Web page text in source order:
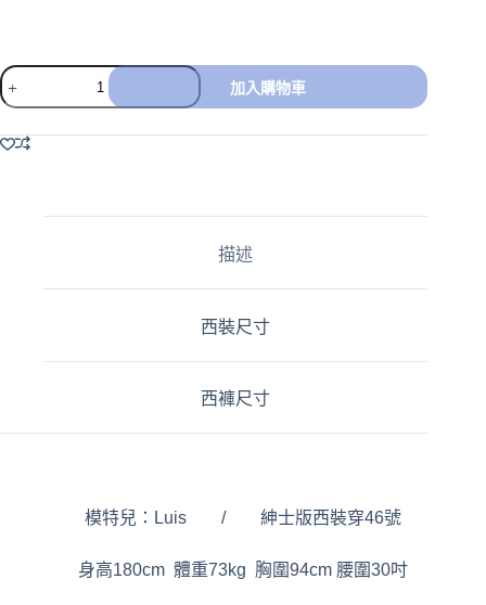
加入購物車
l
描述
西裝尺寸
西褲尺寸
模特兒：Luis / 紳士版西裝穿46號
身高180cm 體重73kg 胸圍94cm 腰圍30吋